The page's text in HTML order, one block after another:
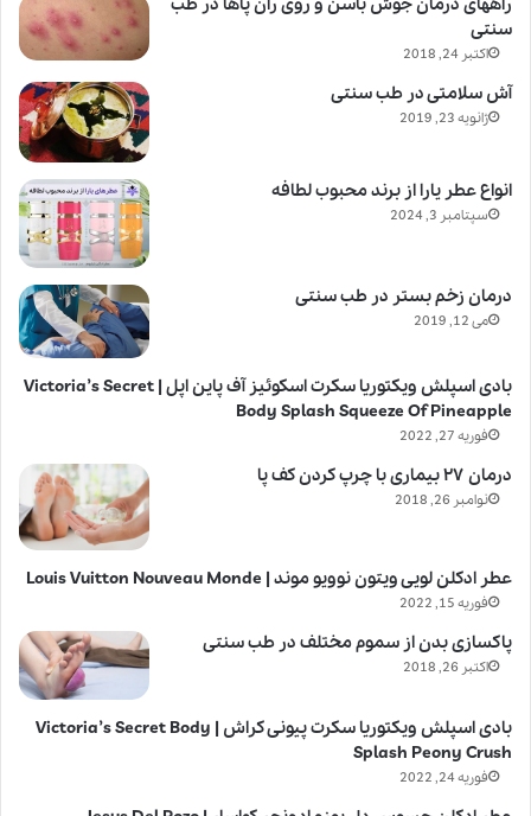
سنتی
اکتبر 24, 2018
آش سلامتی در طب سنتی
ژانویه 23, 2019
انواع عطر یارا از برند محبوب لطافه
سپتامبر 3, 2024
درمان زخم بستر در طب سنتی
می 12, 2019
بادی اسپلش ویکتوریا سکرت اسکوئیز آف پاین اپل | Victoria’s Secret
Body Splash Squeeze Of Pineapple
فوریه 27, 2022
درمان ۲۷ بیماری با چرپ کردن کف پا
نوامبر 26, 2018
عطر ادکلن لویی ویتون نوویو موند | Louis Vuitton Nouveau Monde
فوریه 15, 2022
پاکسازی بدن از سموم مختلف در طب سنتی
اکتبر 26, 2018
بادی اسپلش ویکتوریا سکرت پیونی کراش | Victoria’s Secret Body
Splash Peony Crush
فوریه 24, 2022